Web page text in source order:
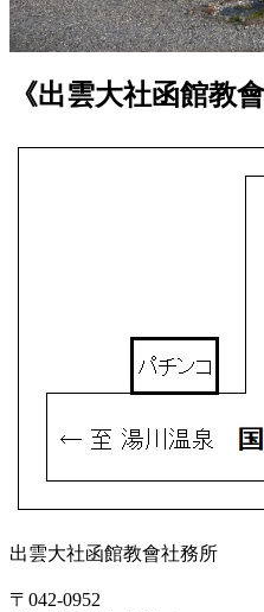
《出雲大社函館教
出雲大社函館教會社務所
〒042-0952